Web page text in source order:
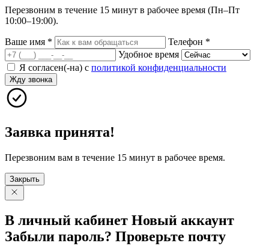
Перезвоним в течение 15 минут в рабочее время (Пн–Пт
10:00–19:00).
Ваше имя * Телефон *
Удобное время
Я согласен(-на) с политикой конфиденциальности
Жду звонка
Заявка принята!
Перезвоним вам в течение 15 минут в рабочее время.
Закрыть
В личный кабинет Новый аккаунт
Забыли пароль? Проверьте почту